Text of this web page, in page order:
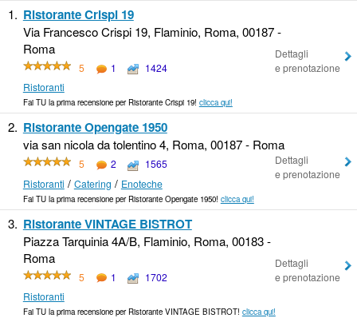
1. Ristorante Crispi 19
Via Francesco Crispi 19, Flaminio, Roma, 00187 -
Roma
5 1
1424
Ristoranti
Dettagli
e prenotazione
Fai TU la prima recensione per Ristorante Crispi 19! clicca qui!
2. Ristorante Opengate 1950
via san nicola da tolentino 4, Roma, 00187 - Roma
5 2
1565
Ristoranti / Catering / Enoteche
Dettagli
e prenotazione
Fai TU la prima recensione per Ristorante Opengate 1950! clicca qui!
3. Ristorante VINTAGE BISTROT
Piazza Tarquinia 4A/B, Flaminio, Roma, 00183 -
Roma
5 1
1702
Ristoranti
Dettagli
e prenotazione
Fai TU la prima recensione per Ristorante VINTAGE BISTROT! clicca qui!